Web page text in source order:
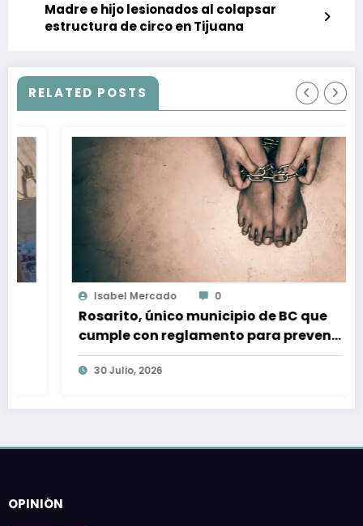
Madre e hijo lesionados al colapsar
estructura de circo en Tijuana
RELATED POSTS
Isabel Mercado 0
Rosarito, único municipio de BC que
cumple con reglamento para prevenir
y sancionar la trata de personas
30 Julio, 2026
OPINIÓN